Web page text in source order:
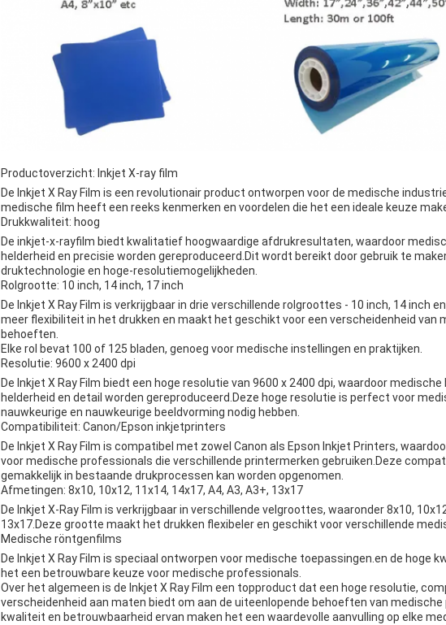
Productoverzicht: Inkjet X-ray film
De Inkjet X Ray Film is een revolutionair product ontworpen voor de medische
medische film heeft een reeks kenmerken en voordelen die het een ideale keuze
Drukkwaliteit: hoog
De inkjet-x-rayfilm biedt kwalitatief hoogwaardige afdrukresultaten, waardoor
helderheid en precisie worden gereproduceerd.Dit wordt bereikt door gebruik te
druktechnologie en hoge-resolutiemogelijkheden.
Rolgrootte: 10 inch, 14 inch, 17 inch
De Inkjet X Ray Film is verkrijgbaar in drie verschillende rolgroottes - 10 inch, 14 inch
meer flexibiliteit in het drukken en maakt het geschikt voor een verscheidenheid van
behoeften.
Elke rol bevat 100 of 125 bladen, genoeg voor medische instellingen en praktijken.
Resolutie: 9600 x 2400 dpi
De Inkjet X Ray Film biedt een hoge resolutie van 9600 x 2400 dpi, waardoor
helderheid en detail worden gereproduceerd.Deze hoge resolutie is perfect voor
nauwkeurige en nauwkeurige beeldvorming nodig hebben.
Compatibiliteit: Canon/Epson inkjetprinters
De Inkjet X Ray Film is compatibel met zowel Canon als Epson Inkjet Printers,
voor medische professionals die verschillende printermerken gebruiken.Deze
gemakkelijk in bestaande drukprocessen kan worden opgenomen.
Afmetingen: 8x10, 10x12, 11x14, 14x17, A4, A3, A3+, 13x17
De Inkjet X-Ray Film is verkrijgbaar in verschillende velgroottes, waaronder 8x10,
13x17.Deze grootte maakt het drukken flexibeler en geschikt voor verschillende
Medische röntgenfilms
De Inkjet X Ray Film is speciaal ontworpen voor medische toepassingen.en de hoge
het een betrouwbare keuze voor medische professionals.
Over het algemeen is de Inkjet X Ray Film een topproduct dat een hoge resolutie,
verscheidenheid aan maten biedt om aan de uiteenlopende behoeften van
kwaliteit en betrouwbaarheid ervan maken het een waardevolle aanvulling op elke